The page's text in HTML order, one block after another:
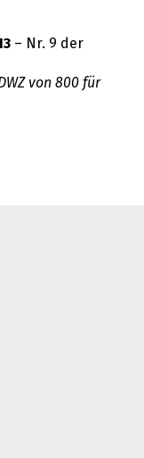
– Nr. 9 der
von 800 für